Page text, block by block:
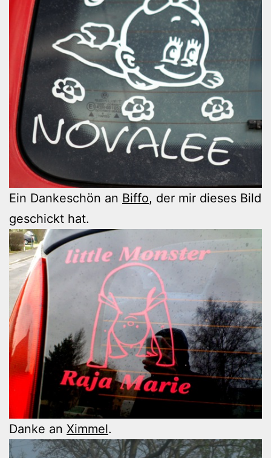
Ein Dankeschön an Biffo, der mir dieses Bild
geschickt hat.
Danke an Ximmel.